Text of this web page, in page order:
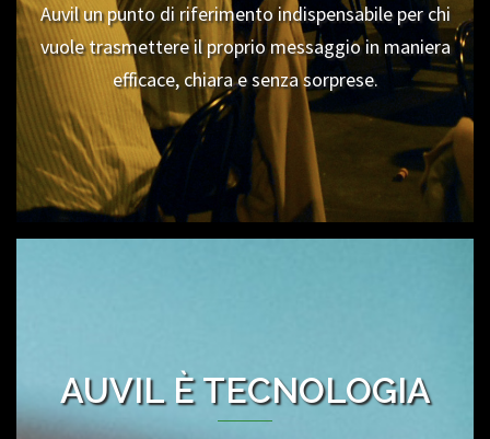
Auvil un punto di riferimento indispensabile per chi
vuole trasmettere il proprio messaggio in maniera
efficace, chiara e senza sorprese.
AUVIL È TECNOLOGIA